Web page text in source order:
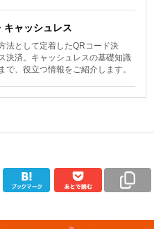
キャッシュレス
法として定着したQRコード決
決済。キャッシュレスの基礎知識
で、役立つ情報をご紹介します。